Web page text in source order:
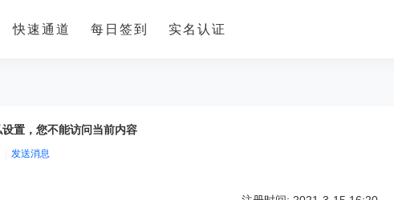
快速通道 每日签到 实名认证
置，您不能访问当前内容
发送消息